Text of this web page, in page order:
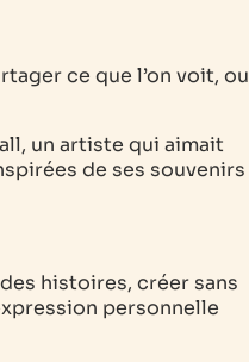
ce que l’on voit, ou
un artiste qui aimait
de ses souvenirs
histoires, créer sans
personnelle